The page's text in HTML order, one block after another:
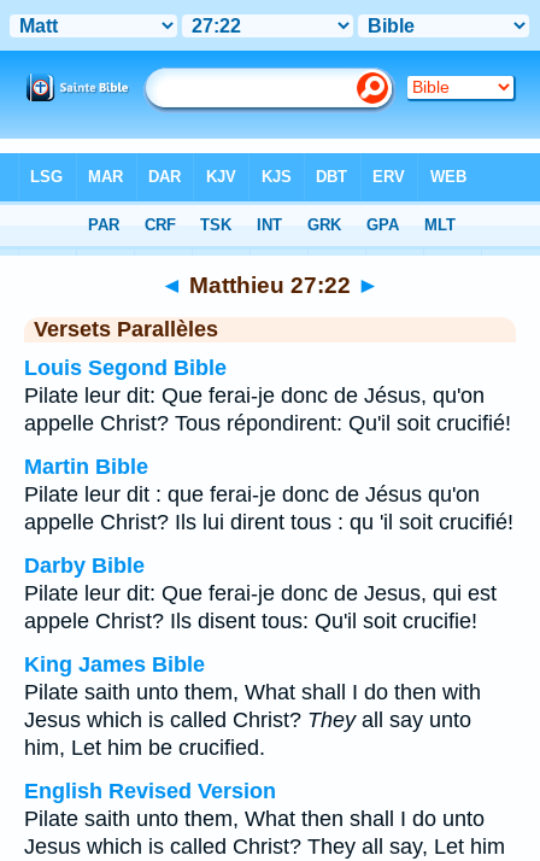
Chapitre 27> Verset 22
◄ Matthieu 27:22 ►
Versets Parallèles
Louis Segond Bible
Pilate leur dit: Que ferai-je donc de Jésus, qu'on
appelle Christ? Tous répondirent: Qu'il soit crucifié!
Martin Bible
Pilate leur dit : que ferai-je donc de Jésus qu'on
appelle Christ? Ils lui dirent tous : qu 'il soit crucifié!
Darby Bible
Pilate leur dit: Que ferai-je donc de Jesus, qui est
appele Christ? Ils disent tous: Qu'il soit crucifie!
King James Bible
Pilate saith unto them, What shall I do then with
Jesus which is called Christ? Theyall say unto
him, Let him be crucified.
English Revised Version
Pilate saith unto them, What then shall I do unto
Jesus which is called Christ? They all say, Let him